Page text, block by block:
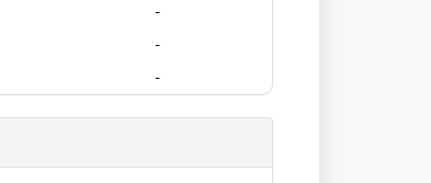
-
-
-